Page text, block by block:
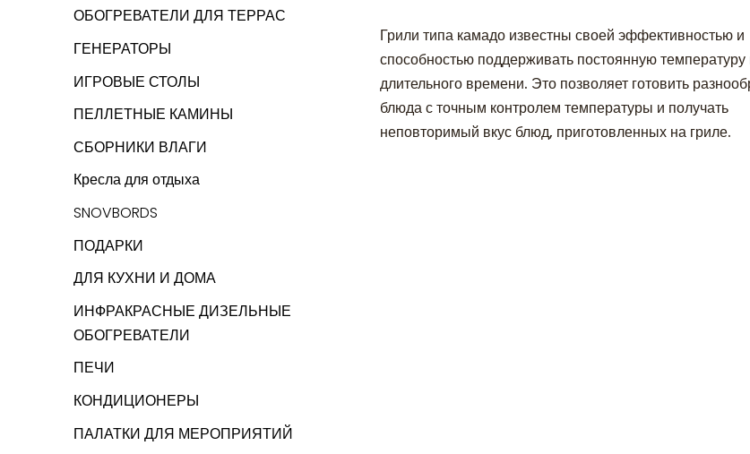
ОБОГРЕВАТЕЛИ ДЛЯ ТЕРРАС
ГЕНЕРАТОРЫ
ИГРОВЫЕ СТОЛЫ
ПЕЛЛЕТНЫЕ КАМИНЫ
СБОРНИКИ ВЛАГИ
Кресла для отдыха
SNOVBORDS
ПОДАРКИ
ДЛЯ КУХНИ И ДОМА
ИНФРАКРАСНЫЕ ДИЗЕЛЬНЫЕ
ОБОГРЕВАТЕЛИ
ПЕЧИ
КОНДИЦИОНЕРЫ
ПАЛАТКИ ДЛЯ МЕРОПРИЯТИЙ
Грили типа камадо известны своей эффективностью и
способностью поддерживать постоянную температуру
длительного времени. Это позволяет готовить
блюда с точным контролем температуры и получать
неповторимый вкус блюд, приготовленных на гриле.